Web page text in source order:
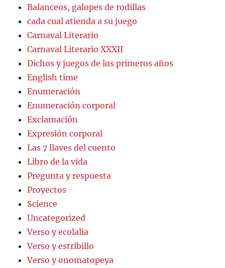
Balanceos, galopes de rodillas
cada cual atienda a su juego
Carnaval Literario
Carnaval Literario XXXII
Dichos y juegos de los primeros años
English time
Enumeración
Enumeración corporal
Exclamación
Expresión corporal
Las 7 llaves del cuento
Libro de la vida
Pregunta y respuesta
Proyectos
Science
Uncategorized
Verso y ecolalia
Verso y estribillo
Verso y onomatopeya